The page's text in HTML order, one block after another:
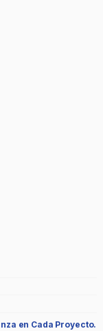
en Cada Proyecto.